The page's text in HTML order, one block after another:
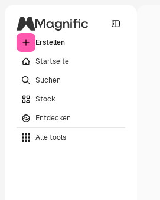
Erstellen
Startseite
Suchen
Stock
Entdecken
Alle tools